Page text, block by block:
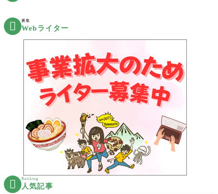
 募集
Webライター
 Ranking
人気記事